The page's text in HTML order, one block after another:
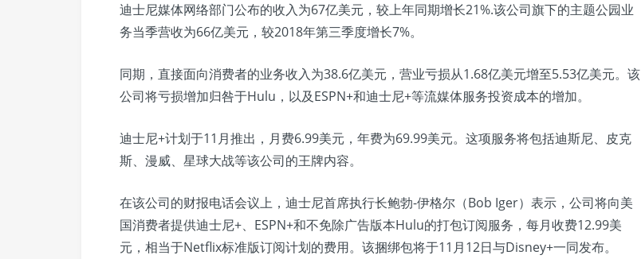
迪士尼媒体网络部门公布的收入为67亿美元，较上年同期增长21%.该公司旗下的主题公园业
务当季营收为66亿美元，较2018年第三季度增长7%。
同期，直接面向消费者的业务收入为38.6亿美元，营业亏损从1.68亿美元增至5.53亿美元。该
公司将亏损增加归咎于Hulu，以及ESPN+和迪士尼+等流媒体服务投资成本的增加。
迪士尼+计划于11月推出，月费6.99美元，年费为69.99美元。这项服务将包括迪斯尼、皮克
斯、漫威、星球大战等该公司的王牌内容。
在该公司的财报电话会议上，迪士尼首席执行长鲍勃-伊格尔（Bob Iger）表示，公司将向美
国消费者提供迪士尼+、ESPN+和不免除广告版本Hulu的打包订阅服务，每月收费12.99美
元，相当于Netflix标准版订阅计划的费用。该捆绑包将于11月12日与Disney+一同发布。